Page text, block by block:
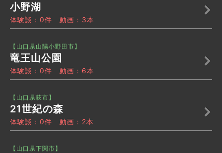
小野湖
体験談：0件 動画：3本
【山口県山陽小野田市】
竜王山公園
体験談：0件 動画：6本
【山口県萩市】
21世紀の森
体験談：0件 動画：2本
【山口県下関市】